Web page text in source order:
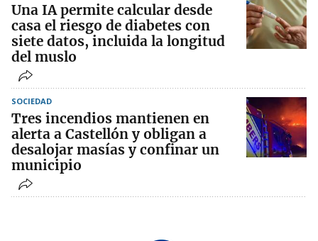
Una IA permite calcular desde
casa el riesgo de diabetes con
siete datos, incluida la longitud
del muslo
SOCIEDAD
Tres incendios mantienen en
alerta a Castellón y obligan a
desalojar masías y confinar un
municipio